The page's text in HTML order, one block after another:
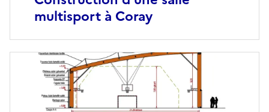
multisport à Coray